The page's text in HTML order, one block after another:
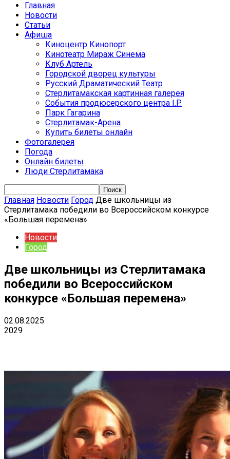
Главная
Новости
Статьи
Афиша
Киноцентр Кинопорт
Кинотеатр Мираж Синема
Клуб Артель
Городской дворец культуры
Русский Драматический Театр
Стерлитамакская картинная галерея
События продюсерского центра I.P.
Парк Гагарина
Стерлитамак-Арена
Купить билеты онлайн
Фотогалерея
Погода
Онлайн билеты
Люди Стерлитамака
Главная Новости Город Две школьницы из
Стерлитамака победили во Всероссийском конкурсе
«Большая перемена»
Новости
Город
Две школьницы из Стерлитамака
победили во Всероссийском
конкурсе «Большая перемена»
02.08.2025
2029